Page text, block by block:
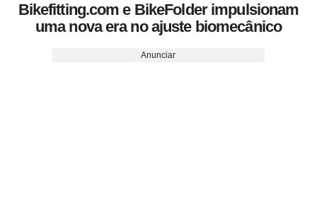
Bikefitting.com e BikeFolder impulsionam
uma nova era no ajuste biomecânico
Anunciar